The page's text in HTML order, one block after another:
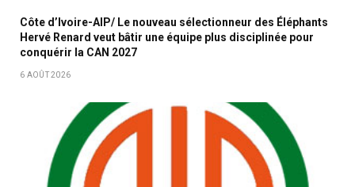
Côte d’Ivoire-AIP/ Le nouveau sélectionneur des Éléphants
Hervé Renard veut bâtir une équipe plus disciplinée pour
conquérir la CAN 2027
6 AOÛT 2026